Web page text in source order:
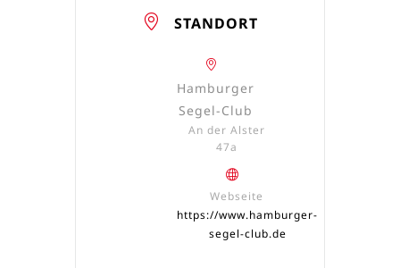
STANDORT
Hamburger
Segel-Club
An der Alster
47a
Webseite
https://www.hamburger-
segel-club.de